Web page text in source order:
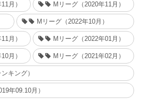
月） Mリーグ（2020年11月）
Mリーグ（2022年10月）
月） Mリーグ（2022年01月）
月） Mリーグ（2021年02月）
キング）
年09.10月）